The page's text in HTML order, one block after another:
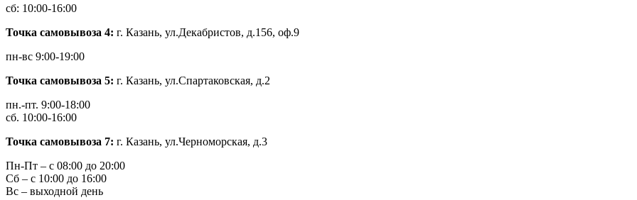
сб: 10:00-16:00
Точка самовывоза 4: г. Казань, ул.Декабристов, д.156, оф.9
пн-вс 9:00-19:00
Точка самовывоза 5: г. Казань, ул.Спартаковская, д.2
пн.-пт. 9:00-18:00
сб. 10:00-16:00
Точка самовывоза 7: г. Казань, ул.Черноморская, д.3
Пн-Пт – с 08:00 до 20:00
Сб – с 10:00 до 16:00
Вс – выходной день